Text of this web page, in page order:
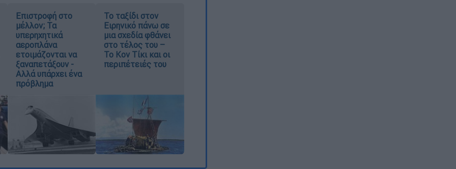
Επιστροφή στο
μέλλον; Τα
υπερηχητικά
αεροπλάνα
ετοιμάζονται να
ξαναπετάξουν -
Αλλά υπάρχει ένα
πρόβλημα
Το ταξίδι στον
Ειρηνικό πάνω σε
μια σχεδία φθάνει
στο τέλος του –
Το Κον Τίκι και οι
περιπέτειές του